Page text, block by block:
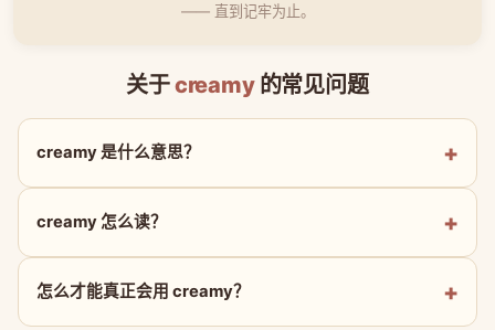
—— 直到记牢为止。
关于creamy的常见问题
creamy 是什么意思？
creamy 怎么读？
怎么才能真正会用 creamy？